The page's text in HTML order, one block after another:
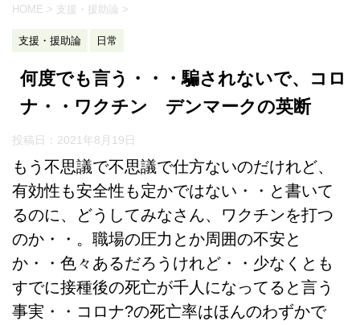
HOME > 支援・援助論 >
支援・援助論 日常
何度でも言う・・・騙されないで、コロ
ナ・・ワクチン デンマークの英断
投稿日： 2021年8月19日
もう不思議で不思議で仕方ないのだけれど、
有効性も安全性も定かではない・・と書いて
るのに、どうしてみなさん、ワクチンを打つ
のか・・。職場の圧力とか周囲の不安と
か・・色々あるだろうけれど・・少なくとも
すでに接種後の死亡が千人になってると言う
事実・・コロナ?の死亡率はほんのわずかで